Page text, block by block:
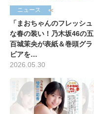
ニュース
「まおちゃんのフレッシュ
な春の装い！乃木坂46の五
百城茉央が表紙＆巻頭グラ
ビアを…
2026.05.30